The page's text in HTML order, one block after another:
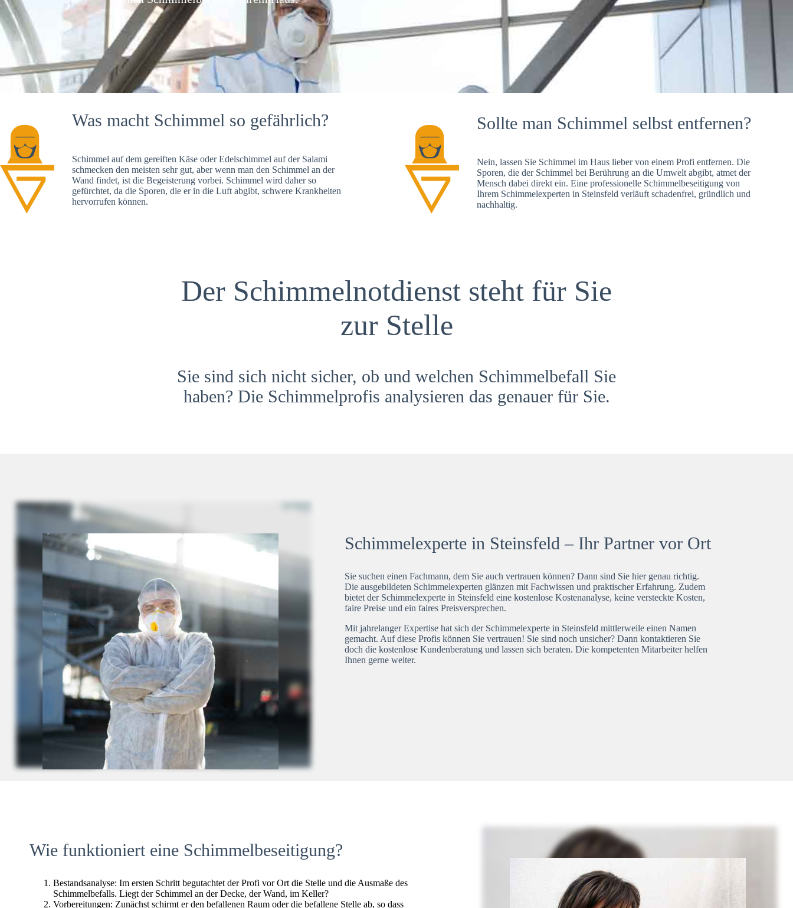
Was macht Schimmel so gefährlich?
Schimmel auf dem gereiften Käse oder Edelschimmel auf der Salami
schmecken den meisten sehr gut, aber wenn man den Schimmel an der
Wand findet, ist die Begeisterung vorbei. Schimmel wird daher so
gefürchtet, da die Sporen, die er in die Luft abgibt, schwere Krankheiten
hervorrufen können.
Sollte man Schimmel selbst entfernen?
Nein, lassen Sie Schimmel im Haus lieber von einem Profi entfernen. Die
Sporen, die der Schimmel bei Berührung an die Umwelt abgibt, atmet der
Mensch dabei direkt ein. Eine professionelle Schimmelbeseitigung von
Ihrem Schimmelexperten in Steinsfeld verläuft schadenfrei, gründlich und
nachhaltig.
Der Schimmelnotdienst steht für Sie
zur Stelle
Sie sind sich nicht sicher, ob und welchen Schimmelbefall Sie
haben? Die Schimmelprofis analysieren das genauer für Sie.
Schimmelexperte in Steinsfeld – Ihr Partner vor Ort
Sie suchen einen Fachmann, dem Sie auch vertrauen können? Dann sind Sie hier genau richtig.
Die ausgebildeten Schimmelexperten glänzen mit Fachwissen und praktischer Erfahrung. Zudem
bietet der Schimmelexperte in Steinsfeld eine kostenlose Kostenanalyse, keine versteckte Kosten,
faire Preise und ein faires Preisversprechen.
Mit jahrelanger Expertise hat sich der Schimmelexperte in Steinsfeld mittlerweile einen Namen
gemacht. Auf diese Profis können Sie vertrauen! Sie sind noch unsicher? Dann kontaktieren Sie
doch die kostenlose Kundenberatung und lassen sich beraten. Die kompetenten Mitarbeiter helfen
Ihnen gerne weiter.
Wie funktioniert eine Schimmelbeseitigung?
Bestandsanalyse: Im ersten Schritt begutachtet der Profi vor Ort die Stelle und die Ausmaße des
Schimmelbefalls. Liegt der Schimmel an der Decke, der Wand, im Keller?
Vorbereitungen: Zunächst schirmt er den befallenen Raum oder die befallene Stelle ab, so dass